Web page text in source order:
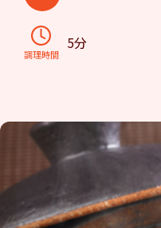
調理時間
5分